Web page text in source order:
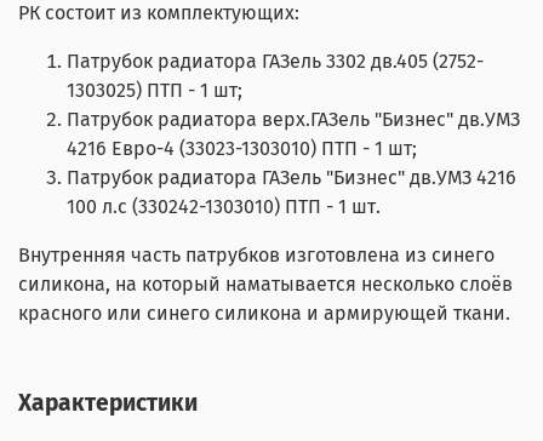
РК состоит из комплектующих:
Патрубок радиатора ГАЗель 3302 дв.405 (2752-
1303025) ПТП - 1 шт;
Патрубок радиатора верх.ГАЗель "Бизнес" дв.УМЗ
4216 Евро-4 (33023-1303010) ПТП - 1 шт;
Патрубок радиатора ГАЗель "Бизнес" дв.УМЗ 4216
100 л.с (330242-1303010) ПТП - 1 шт.
Внутренняя часть патрубков изготовлена из синего
силикона, на который наматывается несколько слоёв
красного или синего силикона и армирующей ткани.
Характеристики